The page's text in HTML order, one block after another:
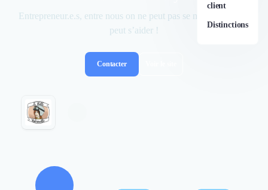
client
Distinctions
Entrepreneur.e.s, entre nous on ne peut pas se mentir, mais on
peut s’aider !
Contacter